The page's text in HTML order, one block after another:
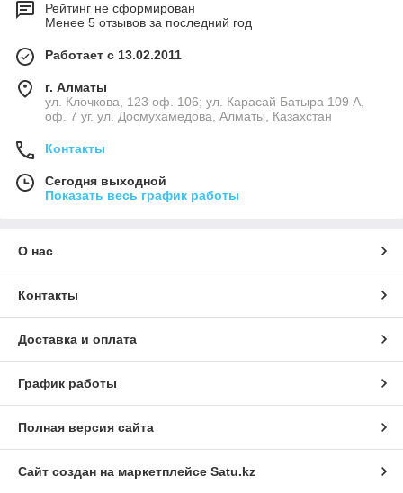
Рейтинг не сформирован
Менее 5 отзывов за последний год
Работает с 13.02.2011
г. Алматы
ул. Клочкова, 123 оф. 106; ул. Карасай Батыра 109 А,
оф. 7 уг. ул. Досмухамедова, Алматы, Казахстан
Контакты
Сегодня выходной
Показать весь график работы
О нас
Контакты
Доставка и оплата
График работы
Полная версия сайта
Сайт создан на маркетплейсе Satu.kz